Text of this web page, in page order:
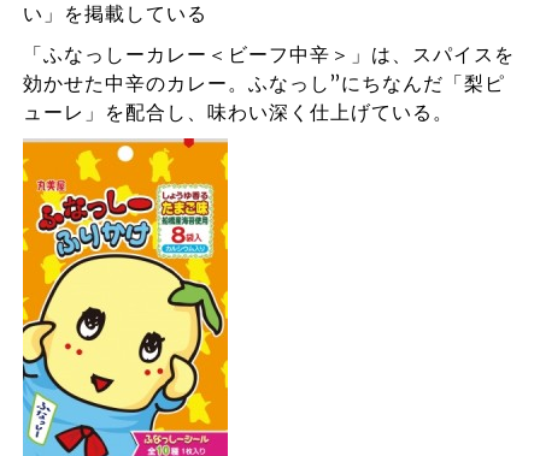
い」を掲載している
「ふなっしーカレー＜ビーフ中辛＞」は、スパイスを
効かせた中辛のカレー。ふなっし”にちなんだ「梨ピ
ューレ」を配合し、味わい深く仕上げている。